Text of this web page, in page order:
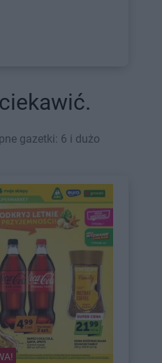
gazetki: 6 i dużo